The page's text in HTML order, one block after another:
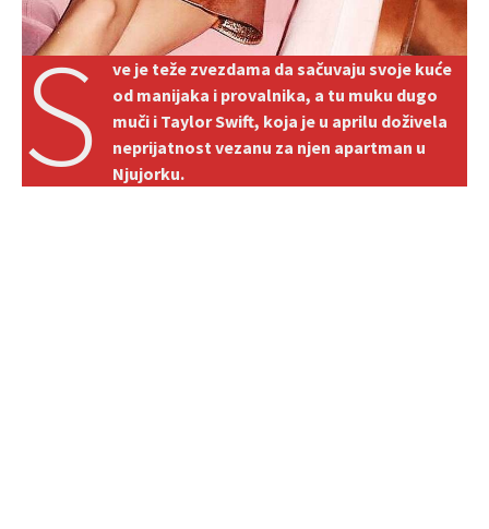
S
ve je teže zvezdama da sačuvaju svoje kuće
od manijaka i provalnika, a tu muku dugo
muči i Taylor Swift, koja je u aprilu doživela
neprijatnost vezanu za njen apartman u
Njujorku.